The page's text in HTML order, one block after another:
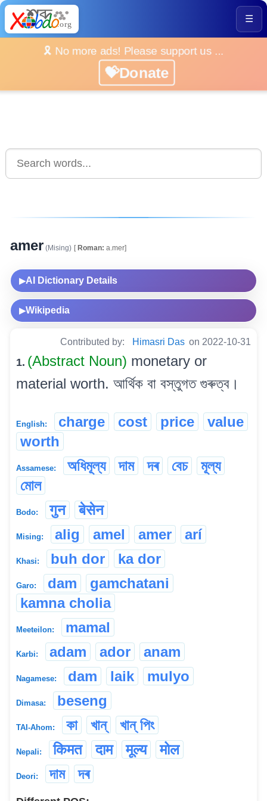
☰
🎗️ No more ads! Please support us ...
💝Donate
amer (Mising) [Roman: a.mer]
▶AI Dictionary Details
▶Wikipedia
Contributed by: Himasri Das on 2022-10-31
1. (Abstract Noun) monetary or
material worth. আৰ্থিক বা বস্তুগত গুৰুত্ব।
English: charge cost price
value
worth
Assamese: অধিমূল্য দাম দৰ বেচ
মূল্য
মোল
Bodo: गुन बेसेन
Mising: alig amel amer arí
Khasi: buh dor ka dor
Garo: dam
gamchatani
kamna cholia
Meeteilon: mamal
Karbi: adam ador anam
Nagamese: dam laik mulyo
Dimasa: beseng
TAI-Ahom: কা খান্ খান্ পিং
Nepali: किमत दाम मूल्य मोल
Deori: দাম দৰ